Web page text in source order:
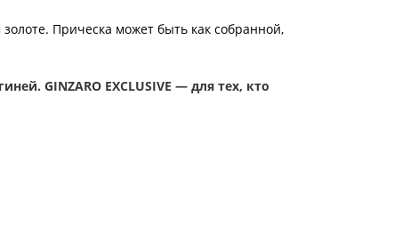
Прическа может быть как собранной,
GINZARO EXCLUSIVE — для тех, кто